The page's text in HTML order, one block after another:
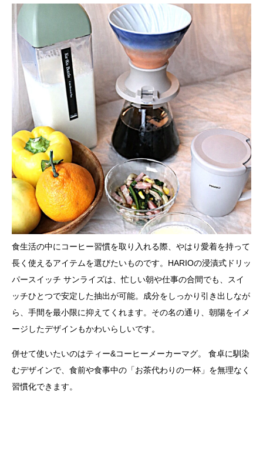
食生活の中にコーヒー習慣を取り入れる際、やはり愛着を持って
長く使えるアイテムを選びたいものです。HARIOの浸漬式ドリッ
パースイッチ サンライズは、忙しい朝や仕事の合間でも、スイ
ッチひとつで安定した抽出が可能。成分をしっかり引き出しなが
ら、手間を最小限に抑えてくれます。その名の通り、朝陽をイメ
ージしたデザインもかわいらしいです。
併せて使いたいのはティー&コーヒーメーカーマグ。 食卓に馴染
むデザインで、食前や食事中の「お茶代わりの一杯」を無理なく
習慣化できます。